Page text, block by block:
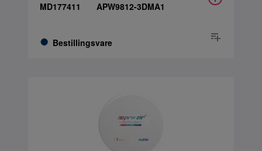
MD177411
Bestillingsvare
APW9812-3DMA1